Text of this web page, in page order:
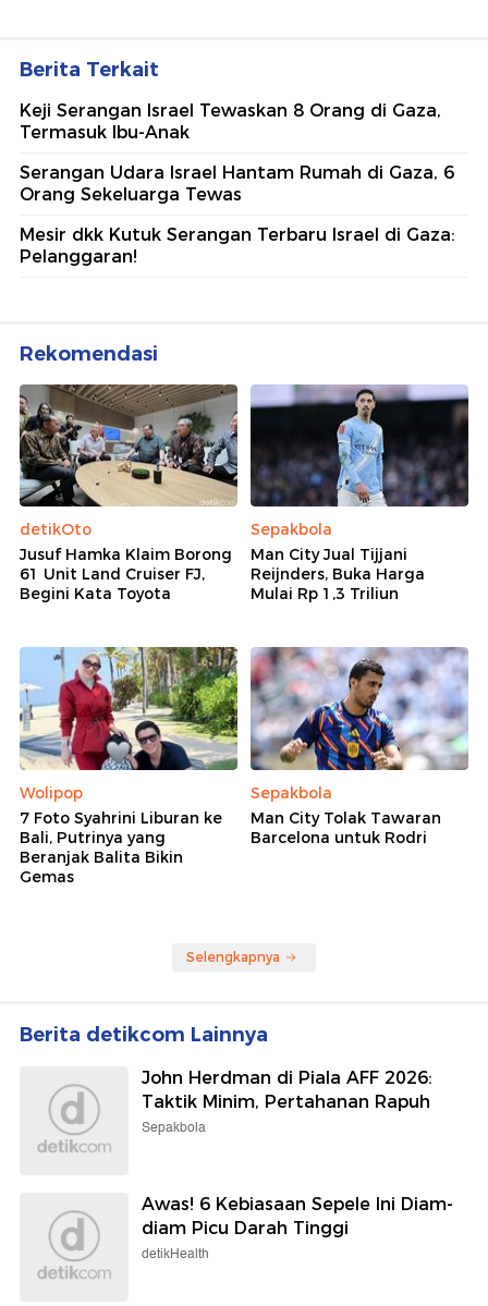
Berita Terkait
Keji Serangan Israel Tewaskan 8 Orang di Gaza,
Termasuk Ibu-Anak
Serangan Udara Israel Hantam Rumah di Gaza, 6
Orang Sekeluarga Tewas
Mesir dkk Kutuk Serangan Terbaru Israel di Gaza:
Pelanggaran!
Rekomendasi
detikOto
Jusuf Hamka Klaim Borong
61 Unit Land Cruiser FJ,
Begini Kata Toyota
Sepakbola
Man City Jual Tijjani
Reijnders, Buka Harga
Mulai Rp 1,3 Triliun
Wolipop
7 Foto Syahrini Liburan ke
Bali, Putrinya yang
Beranjak Balita Bikin
Gemas
Sepakbola
Man City Tolak Tawaran
Barcelona untuk Rodri
Selengkapnya
Berita detikcom Lainnya
John Herdman di Piala AFF 2026:
Taktik Minim, Pertahanan Rapuh
Sepakbola
Awas! 6 Kebiasaan Sepele Ini Diam-
diam Picu Darah Tinggi
detikHealth